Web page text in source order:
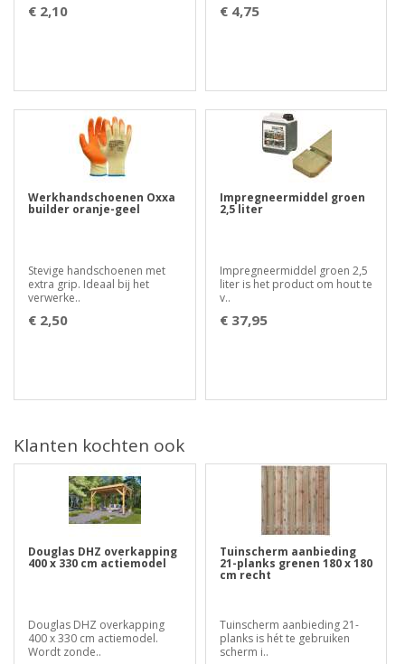
€ 2,10 € 4,75
Werkhandschoenen Oxxa
builder oranje-geel
Stevige handschoenen met
extra grip. Ideaal bij het
verwerke..
€ 2,50
Impregneermiddel groen
2,5 liter
Impregneermiddel groen 2,5
liter is het product om hout te
v..
€ 37,95
Klanten kochten ook
Douglas DHZ overkapping
400 x 330 cm actiemodel
Douglas DHZ overkapping
400 x 330 cm actiemodel.
Wordt zonde..
Tuinscherm aanbieding
21-planks grenen 180 x 180
cm recht
Tuinscherm aanbieding 21-
planks is hét te gebruiken
scherm i..